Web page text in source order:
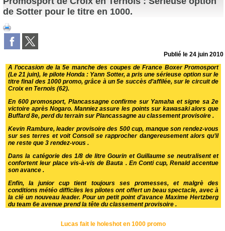
de Sotter pour le titre en 1000.
Publié le24 juin 2010
A l’occasion de la 5e manche des coupes de France Boxer Promosport
(Le 21 juin), le pilote Honda : Yann Sotter, a pris une sérieuse option sur le
titre final des 1000 promo, grâce à un 5e succès d’affilée, sur le circuit de
Croix en Ternois (62).
En 600 promosport, Plancassagne confirme sur Yamaha et signe sa 2e
victoire après Nogaro. Manniez assure les points sur kawasaki alors que
Buffard 8e, perd du terrain sur Plancassagne au classement provisoire .
Kevin Rambure, leader provisoire des 500 cup, manque son rendez-vous
sur ses terres et voit Consoli se rapprocher dangereusement alors qu’il
ne reste que 3 rendez-vous .
Dans la catégorie des 1/8 de litre Gourin et Guillaume se neutralisent et
confortent leur place vis-à-vis de Bauta . En Conti cup, Renald accentue
son avance .
Enfin, la junior cup tient toujours ses promesses, et malgrè des
conditions météo difficiles les pilotes ont offert un beau spectacle, avec à
la clé un nouveau leader. Pour un petit point d’avance Maxime Hertzberg
du team 6e avenue prend la tête du classement provisoire .
Lucas fait le holeshot en 1000 promo